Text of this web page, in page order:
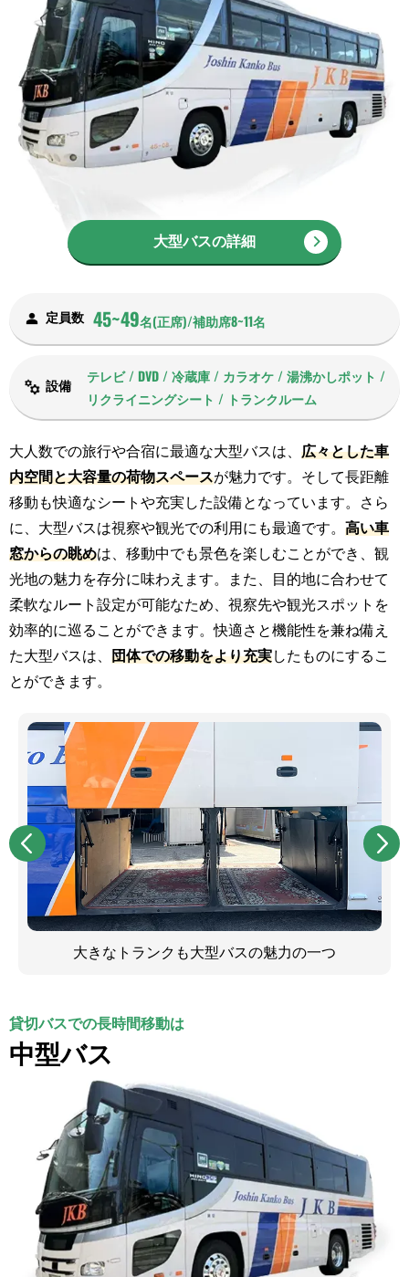
大型バスの詳細
定員数 45~49名(正席)/補助席8~11名
設備
テレビ / DVD / 冷蔵庫 / カラオケ / 湯沸かしポット /
リクライニングシート / トランクルーム
大人数での旅行や合宿に最適な大型バスは、 広々とした車
内空間と大容量の荷物スペースが魅力です。そして長距離
移動も快適なシートや充実した設備となっています。さら
に、大型バスは視察や観光での利用にも最適です。 高い車
窓からの眺めは、移動中でも景色を楽しむことができ、観
光地の魅力を存分に味わえます。また、目的地に合わせて
柔軟なルート設定が可能なため、視察先や観光スポットを
効率的に巡ることができます。快適さと機能性を兼ね備え
た大型バスは、 団体での移動をより充実したものにするこ
とができます。
大きなトランクも大型バスの魅力の一つ
貸切バスでの長時間移動は
中型バス